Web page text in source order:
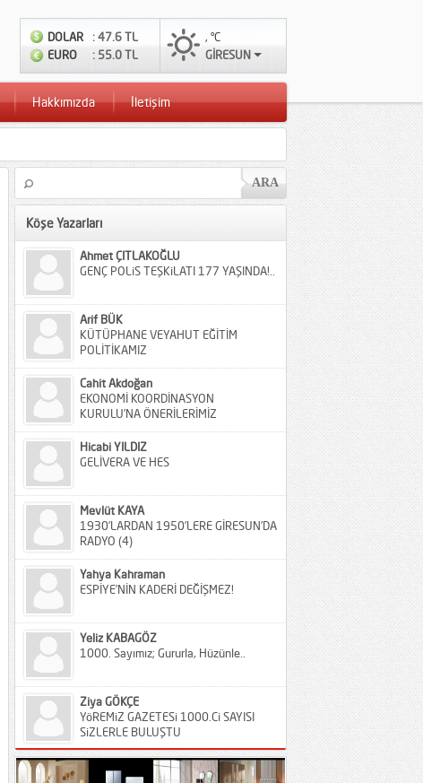
DOLAR
: 47.6 TL
EURO
: 55.0 TL
, °C
GİRESUN
Hakkımızda İletişim
Köşe Yazarları
Ahmet ÇITLAKOĞLU
GENÇ POLiS TEŞKiLATI 177 YAŞINDA!..
Arif BÜK
KÜTÜPHANE VEYAHUT EĞİTİM
POLİTİKAMIZ
Cahit Akdoğan
EKONOMİ KOORDİNASYON
KURULU’NA ÖNERİLERİMİZ
Hicabi YILDIZ
GELİVERA VE HES
Mevlüt KAYA
1930’LARDAN 1950’LERE GİRESUN’DA
RADYO (4)
Yahya Kahraman
ESPİYE’NİN KADERİ DEĞİŞMEZ!
Yeliz KABAGÖZ
1000. Sayımız; Gururla, Hüzünle..
Ziya GÖKÇE
YöREMiZ GAZETESi 1000.Ci SAYISI
SiZLERLE BULUŞTU